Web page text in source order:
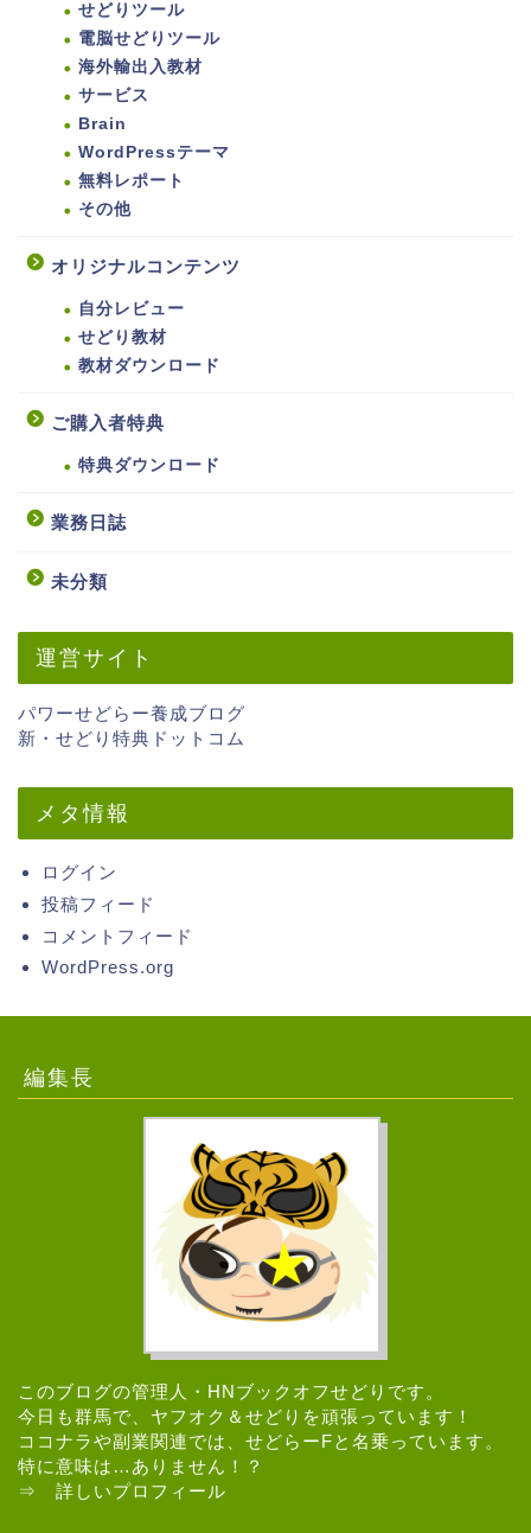
せどりツール
電脳せどりツール
海外輸出入教材
サービス
Brain
WordPressテーマ
無料レポート
その他
オリジナルコンテンツ
自分レビュー
せどり教材
教材ダウンロード
ご購入者特典
特典ダウンロード
業務日誌
未分類
運営サイト
パワーせどらー養成ブログ
新・せどり特典ドットコム
メタ情報
ログイン
投稿フィード
コメントフィード
WordPress.org
編集長
このブログの管理人・HNブックオフせどりです。
今日も群馬で、ヤフオク＆せどりを頑張っています！
ココナラや副業関連では、せどらーFと名乗っています。
特に意味は…ありません！？
⇒ 詳しいプロフィール